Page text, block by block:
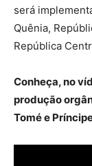
será
Quênia,
República
Conheça, no
produção
Tomé e